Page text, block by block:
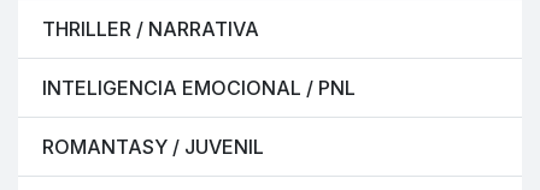
THRILLER / NARRATIVA
INTELIGENCIA EMOCIONAL / PNL
ROMANTASY / JUVENIL